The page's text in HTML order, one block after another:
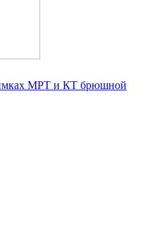
МРТ и КТ брюшной